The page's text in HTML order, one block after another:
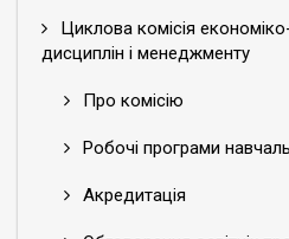
Циклова комісія
дисциплін і менеджменту
Про комісію
Робочі програми
Акредитація